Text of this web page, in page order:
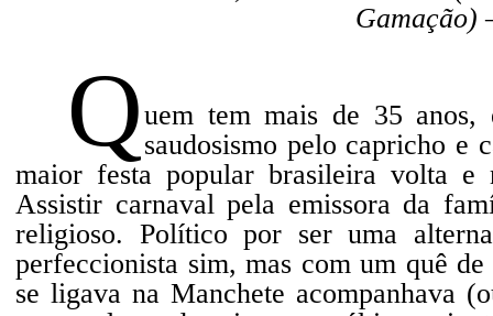
Gamação)
Quem tem mais de 35
saudosismo pelo capricho e
maior festa popular brasileira volta e
Assistir carnaval pela emissora da
religioso. Político por ser uma
perfeccionista sim, mas com um quê
se ligava na Manchete acompanhava